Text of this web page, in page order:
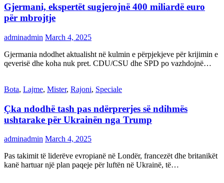
Gjermani, ekspertët sugjerojnë 400 miliardë euro
për mbrojtje
adminadmin March 4, 2025
Gjermania ndodhet aktualisht në kulmin e përpjekjeve për krijimin e
qeverisë dhe koha nuk pret. CDU/CSU dhe SPD po vazhdojnë…
Bota, Lajme, Mister, Rajoni, Speciale
Çka ndodhë tash pas ndërprerjes së ndihmës
ushtarake për Ukrainën nga Trump
adminadmin March 4, 2025
Pas takimit të liderëve evropianë në Londër, francezët dhe britanikët
kanë hartuar një plan paqeje për luftën në Ukrainë, të…